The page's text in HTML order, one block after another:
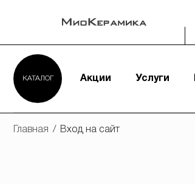
КАТАЛОГ Акции Услуги
Главная / Вход на сайт